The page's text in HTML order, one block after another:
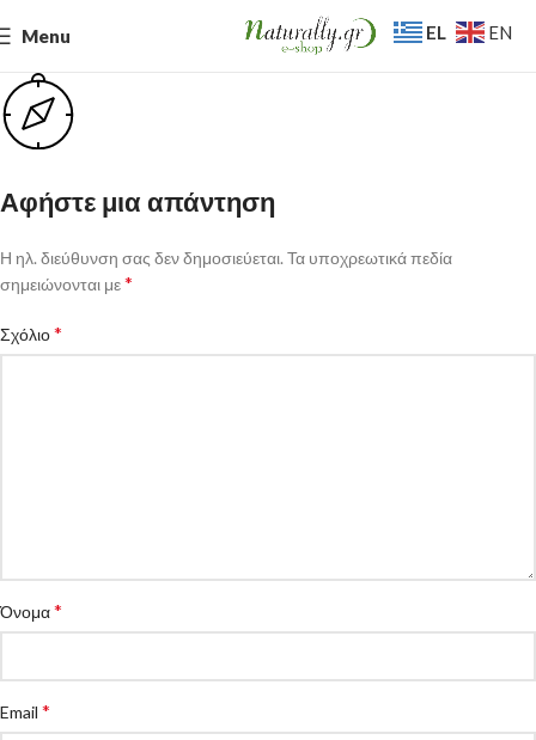
Menu
Αφήστε μια απάντηση
Η ηλ. διεύθυνση σας δεν δημοσιεύεται. Τα υποχρεωτικά πεδία
σημειώνονται με*
Σχόλιο*
Όνομα*
Email *
EL EN